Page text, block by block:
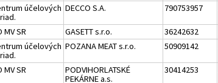
účelových DECCO S.A. 790753957
MV SR GASETT s.r.o. 36242632
účelových POZANA MEAT s.r.o. 50909142
MV SR
PODVIHORLATSKÉ
PEKÁRNE a.s.
30414253